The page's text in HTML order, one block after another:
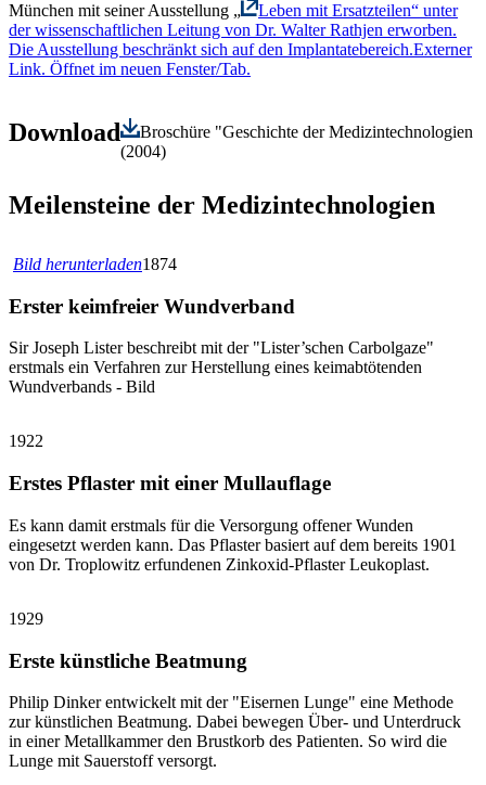
München mit seiner Ausstellung „
Leben mit Ersatzteilen“ unter
der wissenschaftlichen Leitung von Dr. Walter Rathjen erworben.
Die Ausstellung beschränkt sich auf den Implantatebereich.Externer
Link. Öffnet im neuen Fenster/Tab.
Download
Broschüre "Geschichte der Medizintechnologien
(2004)
Meilensteine der Medizintechnologien
Bild herunterladen1874
Erster keimfreier Wundverband
Sir Joseph Lister beschreibt mit der "Lister’schen Carbolgaze"
erstmals ein Verfahren zur Herstellung eines keimabtötenden
Wundverbands - Bild
1922
Erstes Pflaster mit einer Mullauflage
Es kann damit erstmals für die Versorgung offener Wunden
eingesetzt werden kann. Das Pflaster basiert auf dem bereits 1901
von Dr. Troplowitz erfundenen Zinkoxid-Pflaster Leukoplast.
1929
Erste künstliche Beatmung
Philip Dinker entwickelt mit der "Eisernen Lunge" eine Methode
zur künstlichen Beatmung. Dabei bewegen Über- und Unterdruck
in einer Metallkammer den Brustkorb des Patienten. So wird die
Lunge mit Sauerstoff versorgt.